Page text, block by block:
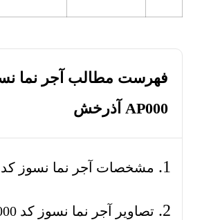
فهرست مطالب آجر نما
AP000 آذرخش
مشخصات آجر نما نسوز کد AP000 آذرخش
تصاویر آجر نما نسوز کد AP000 آذرخش